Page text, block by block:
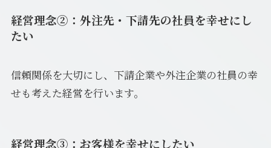
経営理念②：外注先・下請先の社員を幸せにし
たい
信頼関係を大切にし、下請企業や外注企業の社員の幸
せも考えた経営を行います。
経営理念③：お客様を幸せにしたい